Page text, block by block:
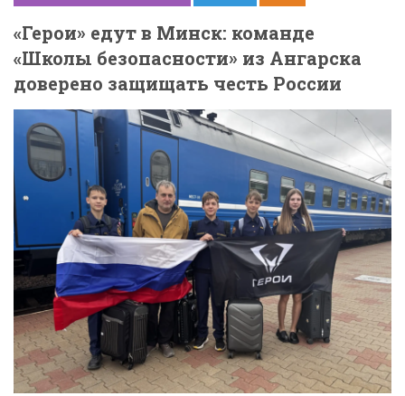
«Герои» едут в Минск: команде
«Школы безопасности» из Ангарска
доверено защищать честь России